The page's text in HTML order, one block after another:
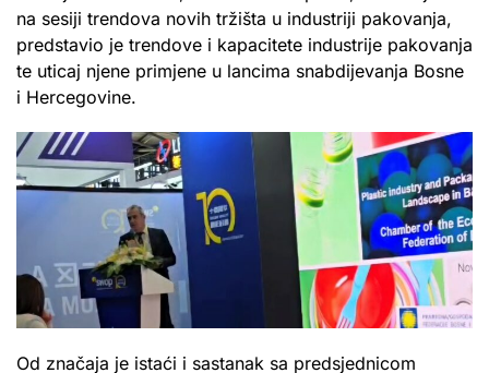
na sesiji trendova novih tržišta u industriji pakovanja,
predstavio je trendove i kapacitete industrije pakovanja
te uticaj njene primjene u lancima snabdijevanja Bosne
i Hercegovine.
Od značaja je istaći i sastanak sa predsjednicom